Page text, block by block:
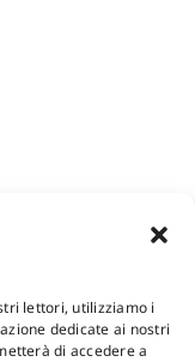
lettori, utilizziamo i
dedicate ai nostri
di accedere a